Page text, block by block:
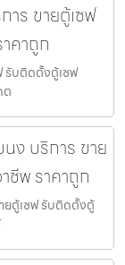
าร ขายตู้เซฟ
คาถูก
รับติดตั้งตู้เซฟ
ต
ง บริการ ขาย
ชีพ ราคาถูก
ยตู้เซฟ รับติดตั้งตู้